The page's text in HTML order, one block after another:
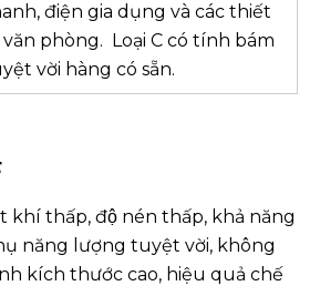
điện gia dụng và các thiết
văn phòng. Loại C có tính bám
vời hàng có sẵn.
khí thấp, độ nén thấp, khả năng
năng lượng tuyệt vời, không
kích thước cao, hiệu quả chế